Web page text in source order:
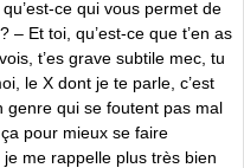
ce qui vous permet de
Et toi, qu’est-ce que t’en as
t’es grave subtile mec, tu
le X dont je te parle, c’est
genre qui se foutent pas mal
pour mieux se faire
me rappelle plus très bien